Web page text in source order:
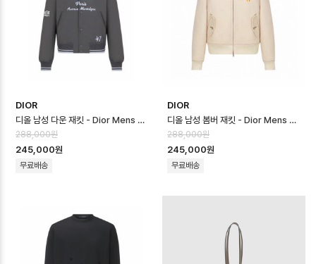
DIOR
디올 남성 다운 재킷 - Dior Mens Down Jacket - dic16659x
288,000원
245,000원
무료배송
DIOR
디올 남성 봄버 재킷 - Dior Mens Bomber Jacket - dic16658x
288,000원
245,000원
무료배송